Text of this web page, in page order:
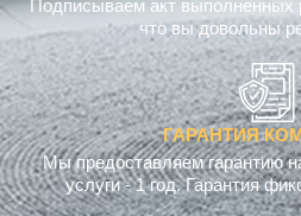
ГАРАНТИЯ
Мы предоставляем гарантию
услуги - 1 год. Гарантия